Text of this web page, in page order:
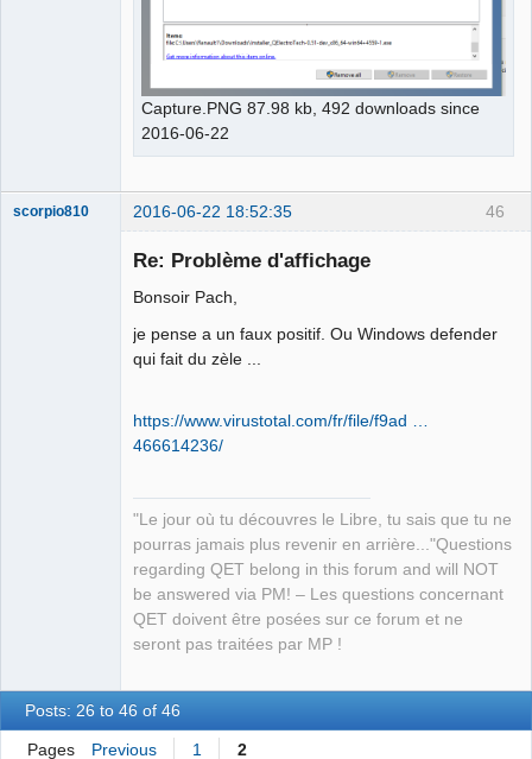
Capture.PNG 87.98 kb, 492 downloads since
2016-06-22
46
scorpio810 2016-06-22 18:52:35
Re: Problème d'affichage
Bonsoir Pach,
je pense a un faux positif. Ou Windows defender
qui fait du zèle ...
https://www.virustotal.com/fr/file/f9ad …
466614236/
"Le jour où tu découvres le Libre, tu sais que tu ne
pourras jamais plus revenir en arrière..."Questions
regarding QET belong in this forum and will NOT
be answered via PM! – Les questions concernant
QET doivent être posées sur ce forum et ne
seront pas traitées par MP !
Posts: 26 to 46 of 46
Pages Previous 1 2